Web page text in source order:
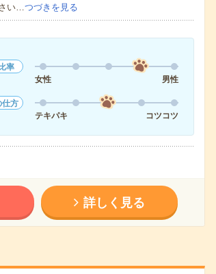
い…つづきを見る
率
女性
男性
仕方
テキパキ
コツコツ
詳しく見る